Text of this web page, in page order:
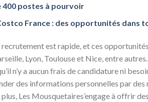
400 postes à pourvoir
France : des opportunités dans
est rapide, et ces
Lyon, Toulouse et Nice, entre
n’y a aucun frais de candidature ni
des informations personnelles par
Les Mousquetaires’engage à offrir